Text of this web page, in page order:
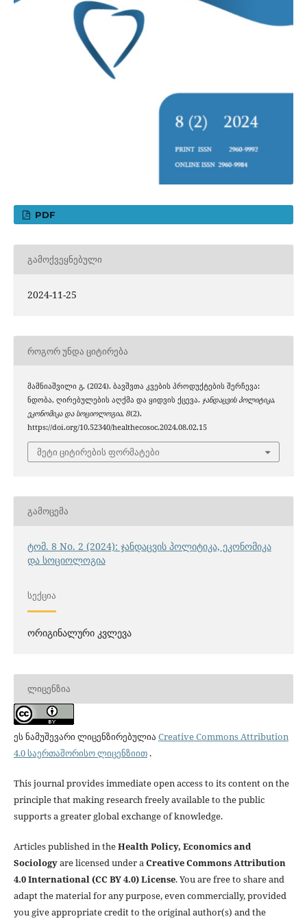
PDF
ᲒᲐᲛᲝᲥᲕᲔᲧᲜᲔᲑᲣᲚᲘ
2024-11-25
ᲠᲝᲒᲝᲠ ᲣᲜᲓᲐ ᲪᲘᲢᲘᲠᲔᲑᲐ
მამნიაშვილი გ. (2024). ბავშვთა კვების პროდუქტების შერჩევა:
ნდობა, ღირებულების აღქმა და ყიდვის ქცევა. ჯანდაცვის პოლიტიკა,
ეკონომიკა და სოციოლოგია, 8(2).
https://doi.org/10.52340/healthecosoc.2024.08.02.15
მეტი ციტირების ფორმატები
ᲒᲐᲛᲝᲪᲔᲛᲐ
ტომ. 8 No. 2 (2024): ჯანდაცვის პოლიტიკა, ეკონომიკა
და სოციოლოგია
ᲡᲔᲥᲪᲘᲐ
ორიგინალური კვლევა
ᲚᲘᲪᲔᲜᲖᲘᲐ
ეს ნამუშევარი ლიცენზირებულია Creative Commons Attribution
4.0 საერთაშორისო ლიცენზიით.
This journal provides immediate open access to its content on the
principle that making research freely available to the public
supports a greater global exchange of knowledge.
Articles published in theHealth Policy, Economics and
Sociologyare licensed under aCreative Commons Attribution
4.0 International (CC BY 4.0) License. You are free to share and
adapt the material for any purpose, even commercially, provided
you give appropriate credit to the original author(s) and the